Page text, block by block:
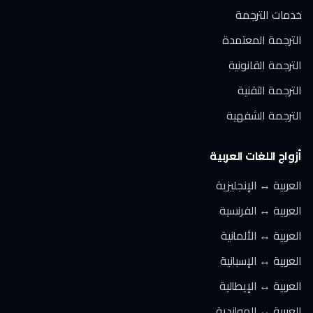
خدمات الترجمة
الترجمة المعتمدة
الترجمة القانونية
الترجمة التقنية
الترجمة الشفهية
أزواج اللغات العربية
العربية ↔ الإنجليزية
العربية ↔ الفرنسية
العربية ↔ الألمانية
العربية ↔ الإسبانية
العربية ↔ الإيطالية